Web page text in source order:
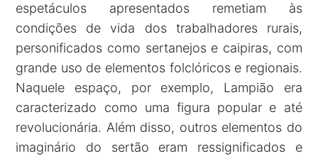
espetáculos apresentados remetiam às
condições de vida dos trabalhadores rurais,
personificados como sertanejos e caipiras, com
grande uso de elementos folclóricos e regionais.
Naquele espaço, por exemplo, Lampião era
caracterizado como uma figura popular e até
revolucionária. Além disso, outros elementos do
imaginário do sertão eram ressignificados e